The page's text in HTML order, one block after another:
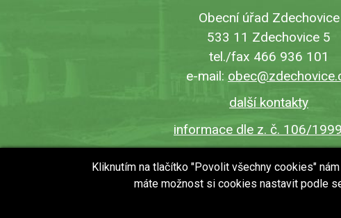
Obecní úřad Zdechovice
533 11 Zdechovice 5
tel./fax 466 936 101
e-mail:
další kontakty
informace dle z. č. 106/
Kliknutím na tlačítko "Povolit všechny cookies"
máte možnost si cookies nastavit podle